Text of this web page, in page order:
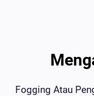
Fogging Atau